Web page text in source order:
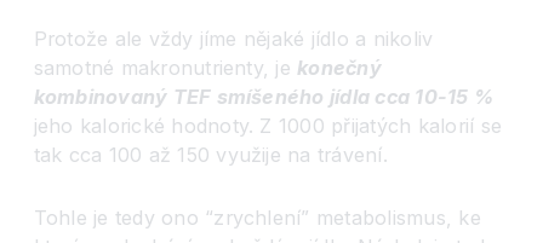
Protože ale vždy jíme nějaké jídlo a nikoliv
samotné makronutrienty, je konečný
kombinovaný TEF smíšeného jídla cca 10-15 %
jeho kalorické hodnoty. Z 1000 přijatých kalorií se
tak cca 100 až 150 využije na trávení.
Tohle je tedy ono “zrychlení” metabolismus, ke